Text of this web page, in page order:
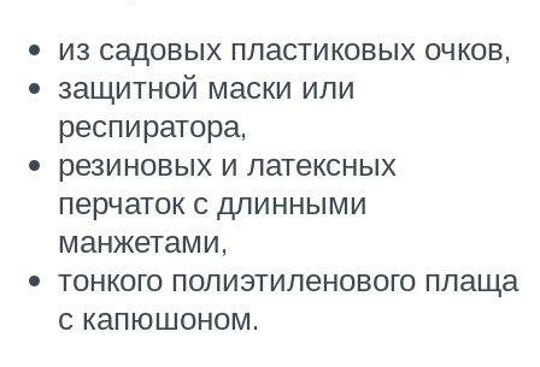
из садовых пластиковых очков,
защитной маски или
респиратора,
резиновых и латексных
перчаток с длинными
манжетами,
тонкого полиэтиленового плаща
с капюшоном.